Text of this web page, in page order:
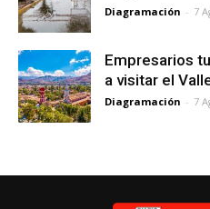
Diagramación - 7
Empresarios
a visitar el
Diagramación - 7